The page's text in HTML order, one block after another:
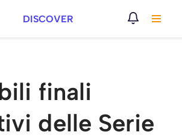
DISCOVER
finali
delle Serie